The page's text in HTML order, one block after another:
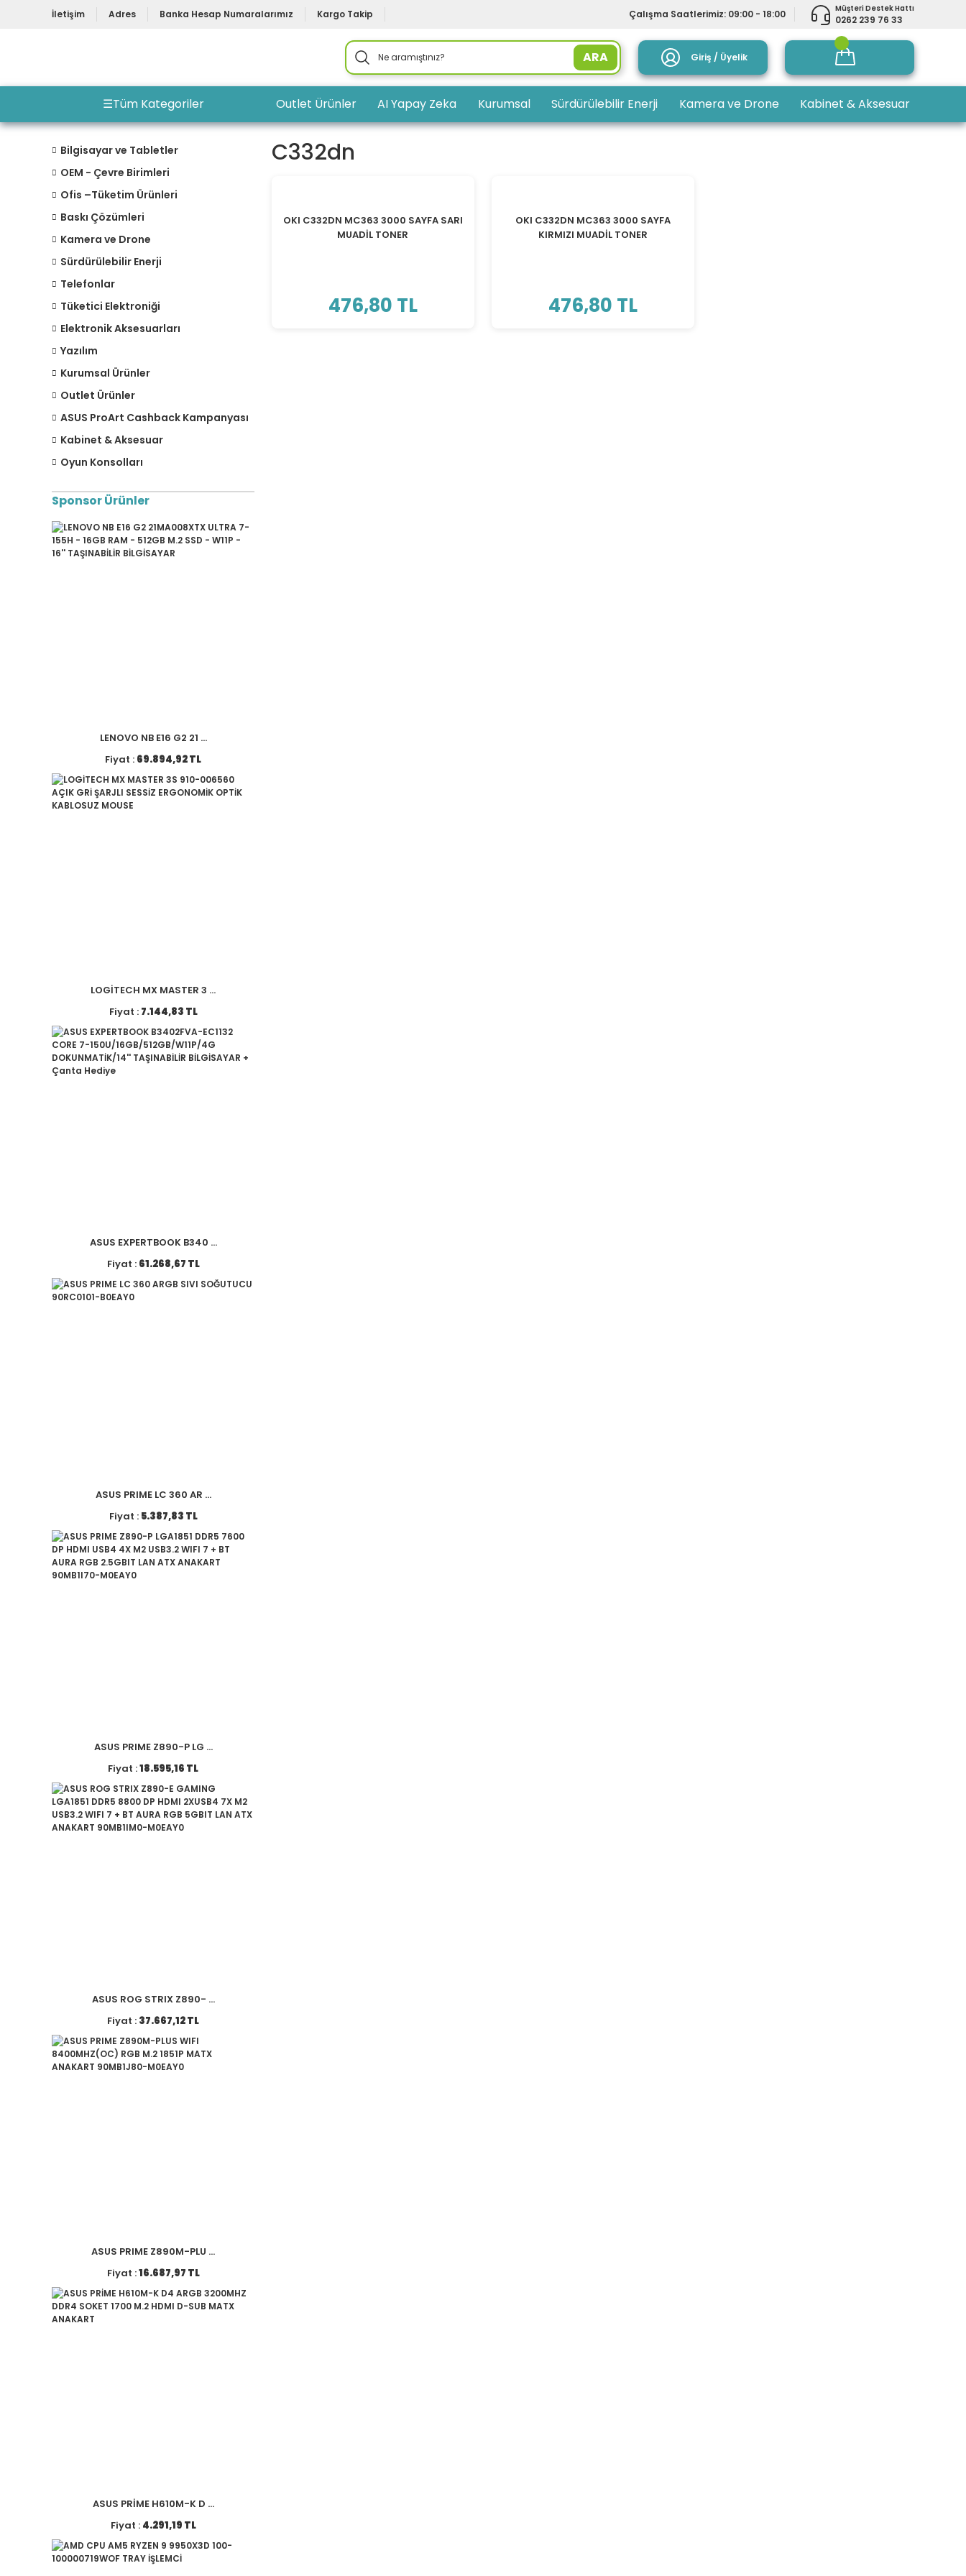
İletişim Adres Banka Hesap Numaralarımız Kargo Takip Çalışma Saatlerimiz: 09:00 - 18:00 Müşteri Destek Hattı
0262 239 76 33
ARA Giriş / Üyelik
☰Tüm Kategoriler Outlet Ürünler AI Yapay Zeka Kurumsal Sürdürülebilir Enerji Kamera ve Drone Kabinet & Aksesuar
Bilgisayar ve Tabletler
OEM - Çevre Birimleri
Ofis –Tüketim Ürünleri
Baskı Çözümleri
Kamera ve Drone
Sürdürülebilir Enerji
Telefonlar
Tüketici Elektroniği
Elektronik Aksesuarları
Yazılım
Kurumsal Ürünler
Outlet Ürünler
ASUS ProArt Cashback Kampanyası
Kabinet & Aksesuar
Oyun Konsolları
Sponsor Ürünler
LENOVO NB E16 G2 21 ...
Fiyat : 69.894,92 TL
LOGİTECH MX MASTER 3 ...
Fiyat : 7.144,83 TL
ASUS EXPERTBOOK B340 ...
Fiyat : 61.268,67 TL
ASUS PRIME LC 360 AR ...
Fiyat : 5.387,83 TL
ASUS PRIME Z890-P LG ...
Fiyat :18.595,16 TL
ASUS ROG STRIX Z890- ...
Fiyat : 37.667,12 TL
ASUS PRIME Z890M-PLU ...
Fiyat :16.687,97 TL
ASUS PRİME H610M-K D ...
Fiyat : 4.291,19 TL
C332dn
OKI C332DN MC363 3000 SAYFA SARI
MUADİL TONER
476,80 TL
OKI C332DN MC363 3000 SAYFA
KIRMIZI MUADİL TONER
476,80 TL